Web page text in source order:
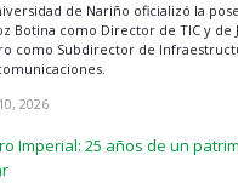
de Nariño oficializó la
Botina como Director de TIC y de
como Subdirector de
2026
Imperial: 25 años de un